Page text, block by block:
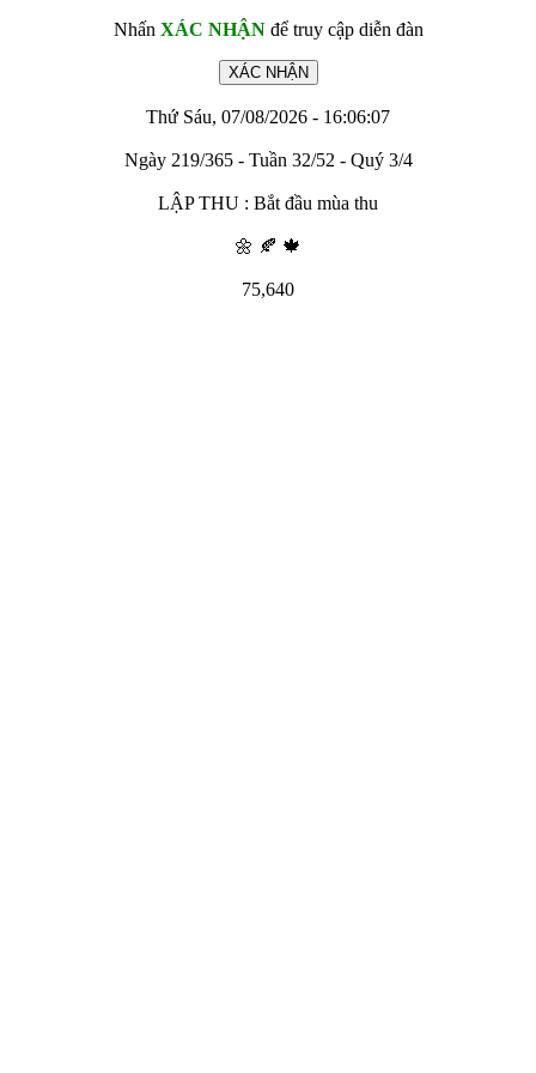
Nhấn XÁC NHẬNđể truy cập diễn đàn
Thứ Sáu, 07/08/2026 - 16:06:07
Ngày 219/365 - Tuần 32/52 - Quý 3/4
LẬP THU : Bắt đầu mùa thu
🌼 🍂 🍁
75,640